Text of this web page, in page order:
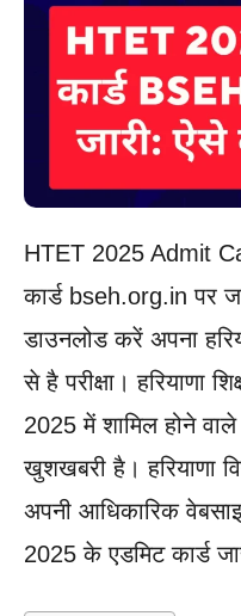
HTET 2025 Admit
कार्ड bseh.org.in पर
डाउनलोड करें अपना
से है परीक्षा। हरियाणा
2025 में शामिल होने वाले
खुशखबरी है। हरियाणा
अपनी आधिकारिक
2025 के एडमिट कार्ड